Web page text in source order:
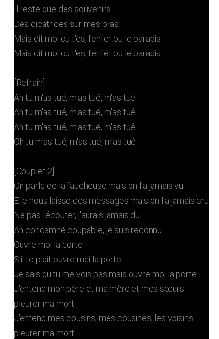
Il reste que des souvenirs
Des cicatrices sur mes bras
Mais dit moi ou t'es, l'enfer ou le paradis
Mais dit moi ou t'es, l'enfer ou le paradis
[Refrain]
Ah tu m'as tué, m'as tué, m'as tué
Ah tu m'as tué, m'as tué, m'as tué
Ah tu m'as tué, m'as tué, m'as tué
Oh tu m'as tué, m'as tué, m'as tué
[Couplet 2]
On parle de la faucheuse mais on l'a jamais vu
Elle nous laisse des messages mais on l'a jamais cru
Ne pas l'écouter, j'aurais jamais du
Ah condamné coupable, je suis reconnu
Ouvre moi la porte
S'il te plait ouvre moi la porte
Je sais qu'tu me vois pas mais ouvre moi la porte
J'entend mon père et ma mère et mes sœurs
pleurer ma mort
J'entend mes cousins, mes cousines, les voisins
pleurer ma mort